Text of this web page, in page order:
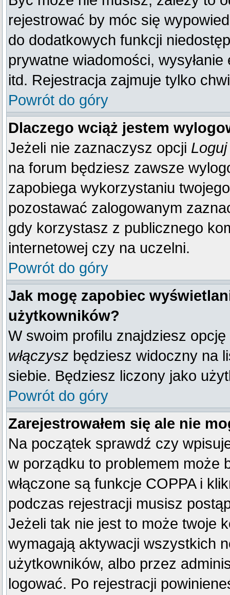
rejestrować by móc się
do dodatkowych funkcji
prywatne wiadomości,
itd. Rejestracja zajmuje tylko
Powrót do góry
Dlaczego wciąż jestem
Jeżeli nie zaznaczysz opcji
na forum będziesz zawsze
zapobiega wykorzystaniu
pozostawać zalogowanym
gdy korzystasz z publicznego
internetowej czy na uczelni.
Powrót do góry
Jak mogę zapobiec
użytkowników?
W swoim profilu znajdziesz opcję
włączysz będziesz widoczny na
siebie. Będziesz liczony jako
Powrót do góry
Zarejestrowałem się ale nie
Na początek sprawdź czy
w porządku to problemem może
włączone są funkcje COPPA i
podczas rejestracji musisz
Jeżeli tak nie jest to może twoje
wymagają aktywacji wszystkich
użytkowników, albo przez
logować. Po rejestracji